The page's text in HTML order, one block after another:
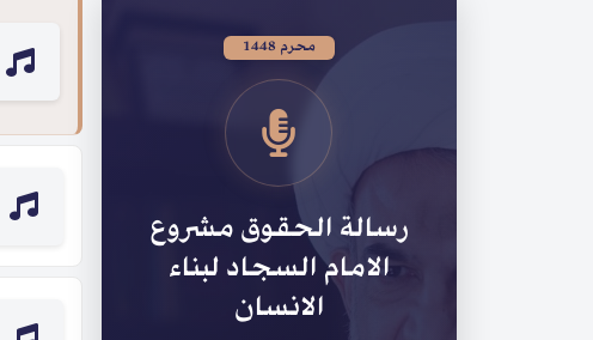
محرم 1448
رسالة الحقوق مشروع
الامام السجاد لبناء
الانسان